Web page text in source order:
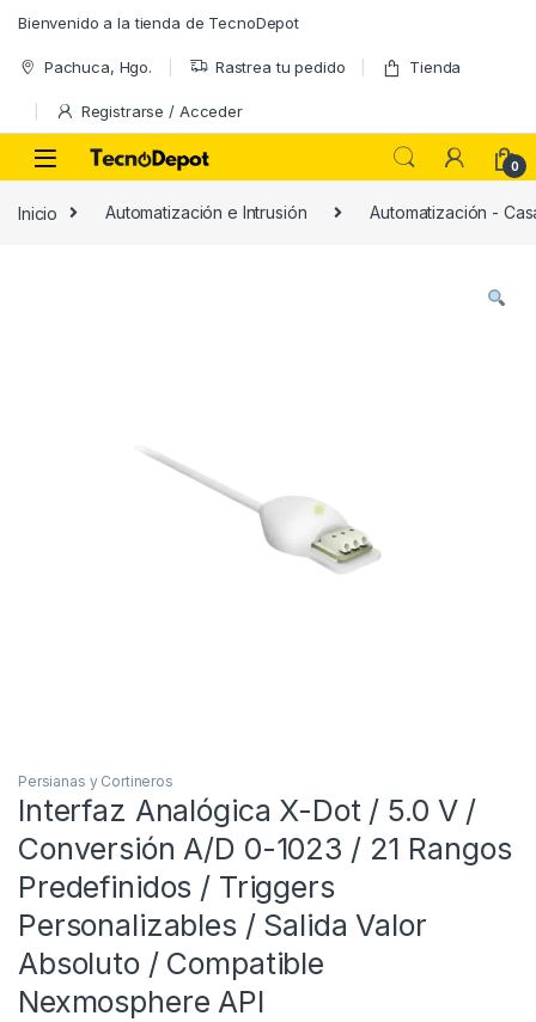
Bienvenido a la tienda de TecnoDepot
Pachuca, Hgo. Rastrea tu pedido Tienda
Registrarse / Acceder
0
Inicio Automatización e Intrusión Automatización -
Persianas y Cortineros
Interfaz Analógica X-Dot / 5.0 V /
Conversión A/D 0-1023 / 21 Rangos
Predefinidos / Triggers
Personalizables / Salida Valor
Absoluto / Compatible
Nexmosphere API